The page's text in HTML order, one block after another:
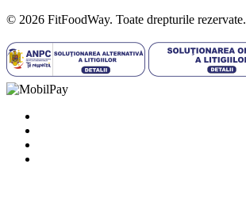
© 2026 FitFoodWay. Toate drepturile rezervate.